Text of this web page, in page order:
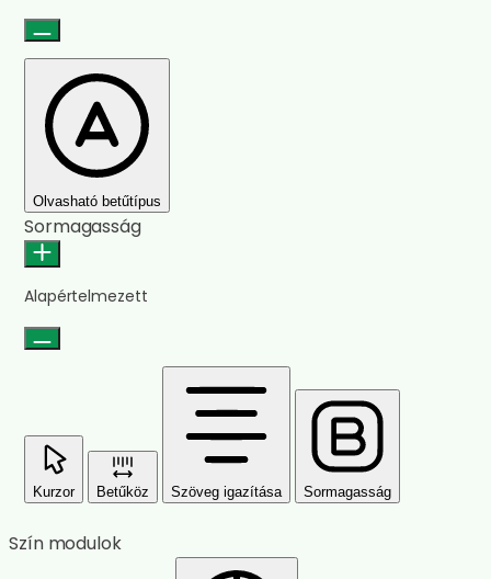
Olvasható betűtípus
Sormagasság
Alapértelmezett
Kurzor Betűköz Szöveg igazítása Sormagasság
Szín modulok